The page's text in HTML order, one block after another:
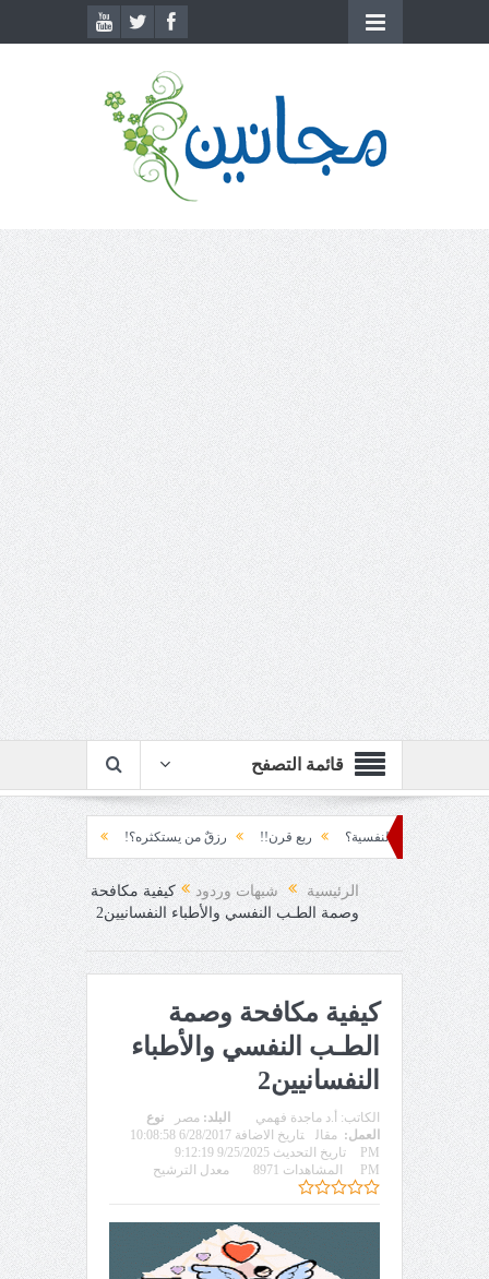
قائمة التصفح
ربع قرن!! رزقٌ من يستكثره؟! منطق الأرضة والسياسة!! لحظة
الرئيسية شبهات وردود
كيفية مكافحة
وصمة الطـب النفسي والأطباء النفسانيين2
كيفية مكافحة وصمة
الطـب النفسي والأطباء
النفسانيين2
الكاتب: أ.د ماجدة فهمي البلد: مصر
نوع
العمل: مقال
تاريخ الاضافة 6/28/2017 10:08:58
PM
تاريخ التحديث 9/25/2025 9:12:19
PM
المشاهدات 8971 معدل الترشيح